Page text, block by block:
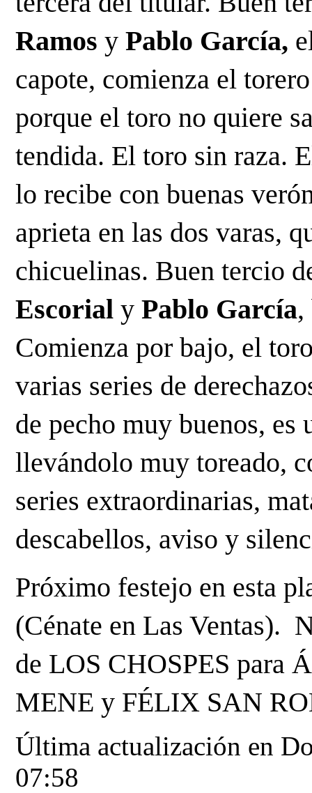
Ramos y Pablo García,
capote, comienza el
porque el toro no quiere
tendida. El toro sin raza.
lo recibe con buenas
aprieta en las dos varas,
chicuelinas. Buen tercio
Escorial y Pablo García,
Comienza por bajo, el
varias series de
de pecho muy buenos, es
llevándolo muy toreado,
series extraordinarias,
descabellos, aviso y
Próximo festejo en esta
(Cénate en Las Ventas).
de LOS CHOSPES para
MENE y FÉLIX SAN
Última actualización en
07:58